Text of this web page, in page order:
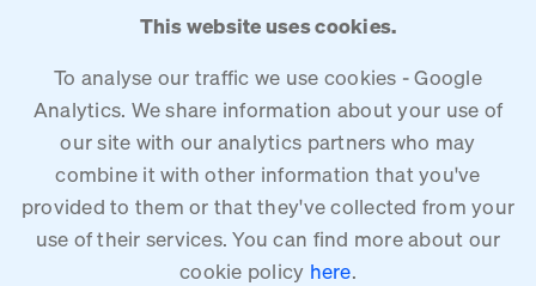
This website uses cookies.
To analyse our traffic we use cookies - Google
Analytics. We share information about your use of
our site with our analytics partners who may
combine it with other information that you've
provided to them or that they've collected from your
use of their services. You can find more about our
cookie policy here.